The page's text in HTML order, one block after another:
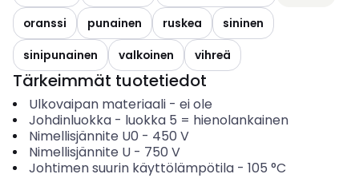
oranssi
punainen ruskea
sininen
sinipunainen
valkoinen vihreä
Tärkeimmät tuotetiedot
Ulkovaipan materiaali- ei ole
Johdinluokka- luokka 5 = hienolankainen
Nimellisjännite U0 - 450 V
Nimellisjännite U- 750 V
Johtimen suurin käyttölämpötila- 105 °C